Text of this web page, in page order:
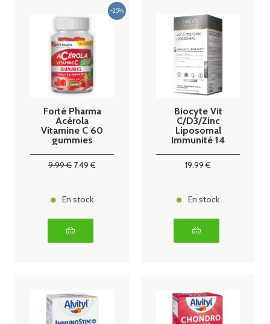
Forté Pharma
Acérola
Vitamine C 60
gummies
9.99€ 7.49 €
En stock
Biocyte Vit
C/D3/Zinc
Liposomal
Immunité 14
19.99 €
En stock